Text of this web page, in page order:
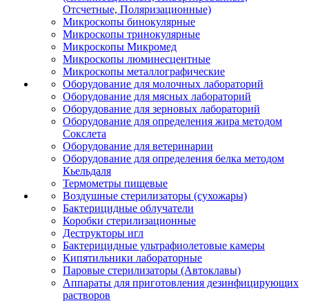
Отсчетные, Поляризационные)
Микроскопы бинокулярные
Микроскопы тринокулярные
Микроскопы Микромед
Микроскопы люминесцентные
Микроскопы металлографические
Оборудование для молочных лабораторий
Оборудование для мясных лабораторий
Оборудование для зерновых лабораторий
Оборудование для определения жира методом
Сокслета
Оборудование для ветеринарии
Оборудование для определения белка методом
Кьельдаля
Термометры пищевые
Воздушные стерилизаторы (сухожары)
Бактерицидные облучатели
Коробки стерилизационные
Деструкторы игл
Бактерицидные ультрафиолетовые камеры
Кипятильники лабораторные
Паровые стерилизаторы (Автоклавы)
Аппараты для приготовления дезинфицирующих
растворов